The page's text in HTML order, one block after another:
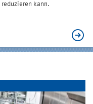
kann.